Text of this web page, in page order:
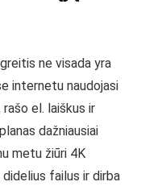
ne visada yra
internetu naudojasi
el. laiškus ir
dažniausiai
metu žiūri 4K
failus ir dirba